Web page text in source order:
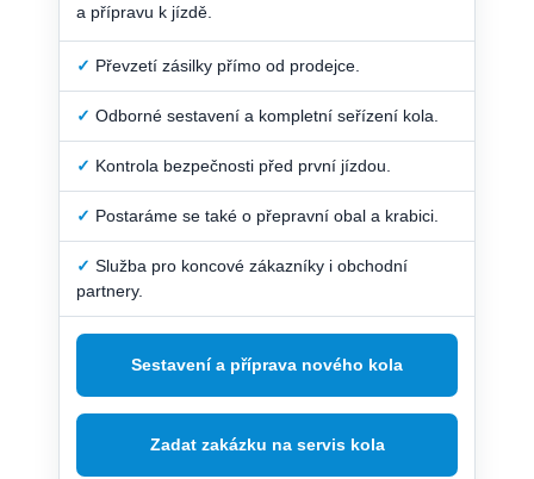
a přípravu k jízdě.
✓ Převzetí zásilky přímo od prodejce.
✓ Odborné sestavení a kompletní seřízení kola.
✓ Kontrola bezpečnosti před první jízdou.
✓ Postaráme se také o přepravní obal a krabici.
✓ Služba pro koncové zákazníky i obchodní
partnery.
Sestavení a příprava nového kola
Zadat zakázku na servis kola